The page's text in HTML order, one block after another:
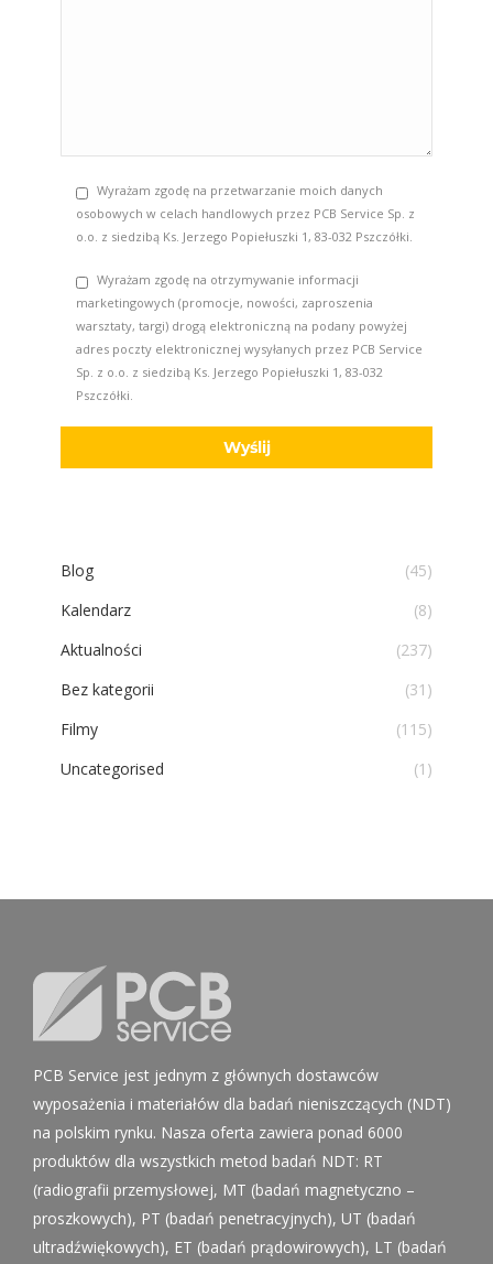
Wyrażam zgodę na przetwarzanie moich danych
osobowych w celach handlowych przez PCB Service Sp. z
o.o. z siedzibą Ks. Jerzego Popiełuszki 1, 83-032 Pszczółki.
Wyrażam zgodę na otrzymywanie informacji
marketingowych (promocje, nowości, zaproszenia
warsztaty, targi) drogą elektroniczną na podany powyżej
adres poczty elektronicznej wysyłanych przez PCB Service
Sp. z o.o. z siedzibą Ks. Jerzego Popiełuszki 1, 83-032
Pszczółki.
Blog
(45)
Kalendarz
(8)
Aktualności
(237)
Bez kategorii
(31)
Filmy
(115)
Uncategorised
(1)
PCB Service jest jednym z głównych dostawców
wyposażenia i materiałów dla badań nieniszczących (NDT)
na polskim rynku. Nasza oferta zawiera ponad 6000
produktów dla wszystkich metod badań NDT: RT
(radiografii przemysłowej, MT (badań magnetyczno –
proszkowych), PT (badań penetracyjnych), UT (badań
ultradźwiękowych), ET (badań prądowirowych), LT (badań